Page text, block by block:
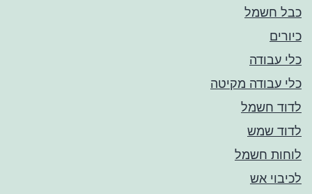
כבל חשמל
כיורים
כלי עבודה
כלי עבודה מקיטה
לדוד חשמל
לדוד שמש
לוחות חשמל
לכיבוי אש